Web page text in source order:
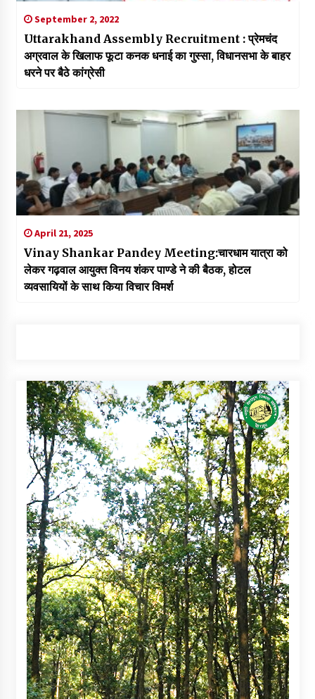
September 2, 2022
Uttarakhand Assembly Recruitment : प्रेमचंद
अग्रवाल के खिलाफ फूटा कनक धनाई का गुस्सा, विधानसभा के बाहर
धरने पर बैठे कांग्रेसी
April 21, 2025
Vinay Shankar Pandey Meeting:चारधाम यात्रा को
लेकर गढ़वाल आयुक्त विनय शंकर पाण्डे ने की बैठक, होटल
व्यवसायियों के साथ किया विचार विमर्श